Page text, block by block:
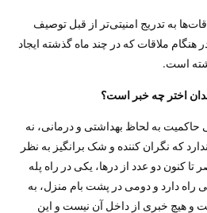
به تدریج امنیتی‌تر از قبل توصیف
ملاقات که در چند ماه گذشته ایجاد
است.
اختر چه خبر است؟
حاکمیت به لحاظ بهداشتی و درمانی، نه
که نگران کننده و شک برانگیز به نظر
کنون دو عدد از در‌ها، یکی در راه پله
راه دارد و دومی در پشت بام منزل، به
و هیچ خبری از داخل آن نیست و این